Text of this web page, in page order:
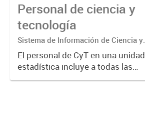
Personal de ciencia y
tecnología
Sistema de Información de Ciencia y
Tecnología Argentino (SICYTAR)
El personal de CyT en una unidad
estadística incluye a todas las
personas involucradas